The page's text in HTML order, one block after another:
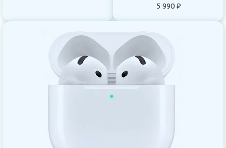
5 990 ₽